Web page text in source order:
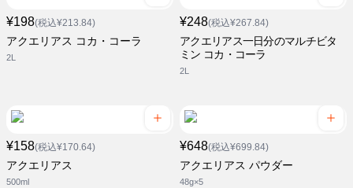
¥198(税込¥213.84)
アクエリアス コカ・コーラ
2L
¥248(税込¥267.84)
アクエリアス一日分のマルチビタ
ミン コカ・コーラ
2L
¥158(税込¥170.64)
アクエリアス
500ml
¥648(税込¥699.84)
アクエリアス パウダー
48g×5